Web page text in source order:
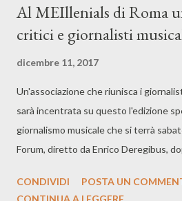
Al MEIllenials di Roma
critici e giornalisti
dicembre 11, 2017
Un'associazione che riunisca i
sarà incentrata su questo l'edizione
giornalismo musicale che si terrà
Forum, diretto da Enrico Deregibus,
della manifestazione “MEIllennials”, in
CONDIVIDI
POSTA UN
CONTINUA A LEGGERE